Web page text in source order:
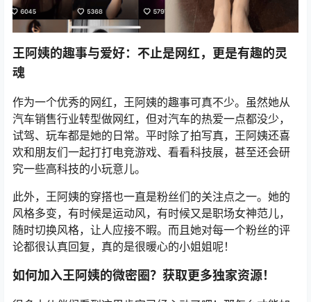
王阿姨的趣事与爱好：不止是网红，更是有趣的灵
魂
作为一个优秀的网红，王阿姨的趣事可真不少。虽然她从
汽车销售行业转型做网红，但对汽车的热爱一点都没少，
试驾、玩车都是她的日常。平时除了拍写真，王阿姨还喜
欢和朋友们一起打打电竞游戏、看看科技展，甚至还会研
究一些高科技的小玩意儿。
此外，王阿姨的穿搭也一直是粉丝们的关注点之一。她的
风格多变，有时候是运动风，有时候又是职场女神范儿，
随时切换风格，让人应接不暇。而且她对每一个粉丝的评
论都很认真回复，真的是很暖心的小姐姐呢！
如何加入王阿姨的微密圈？获取更多独家资源！